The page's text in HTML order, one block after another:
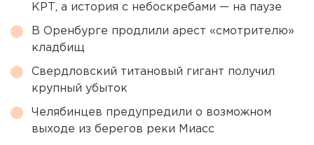
КРТ, а история с небоскребами — на паузе
В Оренбурге продлили арест «смотрителю»
кладбищ
Свердловский титановый гигант получил
крупный убыток
Челябинцев предупредили о возможном
выходе из берегов реки Миасс